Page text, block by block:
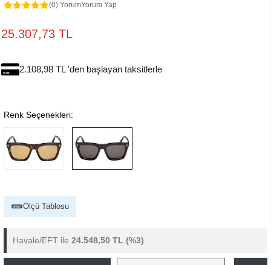
(0) YorumYorum Yap
25.307,73 TL
2.108,98 TL 'den başlayan taksitlerle
Renk Seçenekleri:
Ölçü Tablosu
Havale/EFT ile 24.548,50 TL (%3)